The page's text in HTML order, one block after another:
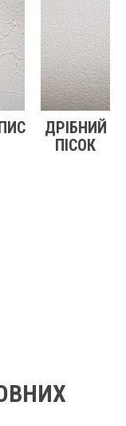
ДРІБНИЙ
ПІСОК